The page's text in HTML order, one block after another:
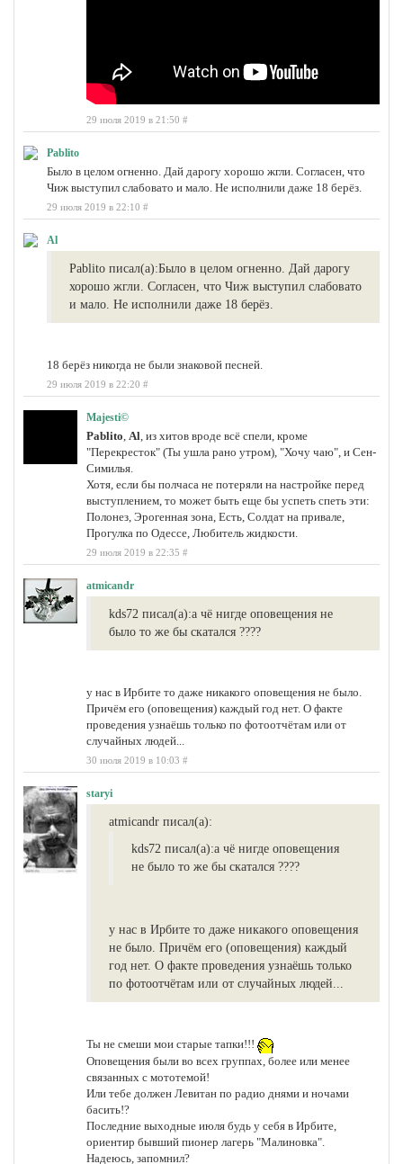
29 июля 2019 в 21:50 #
Pablito
Было в целом огненно. Дай дарогу хорошо жгли. Согласен, что
Чиж выступил слабовато и мало. Не исполнили даже 18 берёз.
29 июля 2019 в 22:10 #
Al
Pablito писал(а):Было в целом огненно. Дай дарогу
хорошо жгли. Согласен, что Чиж выступил слабовато
и мало. Не исполнили даже 18 берёз.
18 берёз никогда не были знаковой песней.
29 июля 2019 в 22:20 #
Majesti©
Pablito, Al, из хитов вроде всё спели, кроме
"Перекресток" (Ты ушла рано утром), "Хочу чаю", и Сен-
Симилья.
Хотя, если бы полчаса не потеряли на настройке перед
выступлением, то может быть еще бы успеть спеть эти:
Полонез, Эрогенная зона, Есть, Солдат на привале,
Прогулка по Одессе, Любитель жидкости.
29 июля 2019 в 22:35 #
atmicandr
kds72 писал(а):а чё нигде оповещения не
было то же бы скатался ????
у нас в Ирбите то даже никакого оповещения не было.
Причём его (оповещения) каждый год нет. О факте
проведения узнаёшь только по фотоотчётам или от
случайных людей...
30 июля 2019 в 10:03 #
staryi
atmicandr писал(а):
kds72 писал(а):а чё нигде оповещения
не было то же бы скатался ????
у нас в Ирбите то даже никакого оповещения
не было. Причём его (оповещения) каждый
год нет. О факте проведения узнаёшь только
по фотоотчётам или от случайных людей...
Ты не смеши мои старые тапки!!!
Оповещения были во всех группах, более или менее
связанных с мототемой!
Или тебе должен Левитан по радио днями и ночами
басить!?
Последние выходные июля будь у себя в Ирбите,
ориентир бывший пионер лагерь "Малиновка".
Надеюсь, запомнил?